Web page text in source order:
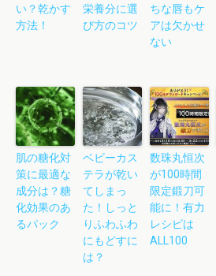
い？乾かす
方法！
栄養分に選
び方のコツ
ちな唇もケ
アは欠かせ
ない
肌の糖化対
策に最適な
成分は？糖
化効果のあ
るパック
ベビーカス
テラが乾い
てしまっ
た！しっと
りふわふわ
にもどすに
は？
数珠丸恒次
が100時間
限定鍛刀可
能に！有力
レシピは
ALL100